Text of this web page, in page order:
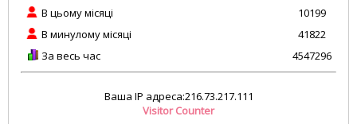
В цьому місяці
В минулому місяці
За весь час
10199
41822
4547296
Ваша IP адреса:216.73.217.111
Visitor Counter